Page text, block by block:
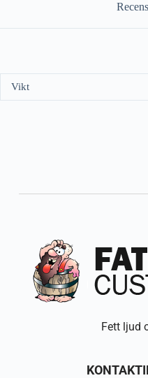
Vikt
Fett ljud